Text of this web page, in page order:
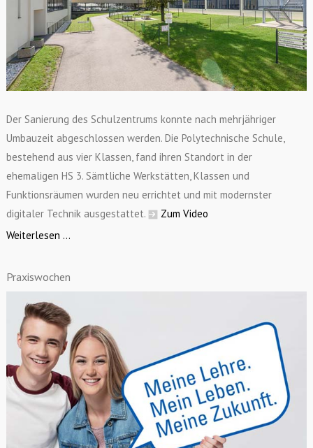
Der Sanierung des Schulzentrums konnte nach mehrjähriger
Umbauzeit abgeschlossen werden. Die Polytechnische Schule,
bestehend aus vier Klassen, fand ihren Standort in der
ehemaligen HS 3. Sämtliche Werkstätten, Klassen und
Funktionsräumen wurden neu errichtet und mit modernster
digitaler Technik ausgestattet.
Zum Video
Weiterlesen ...
Praxiswochen